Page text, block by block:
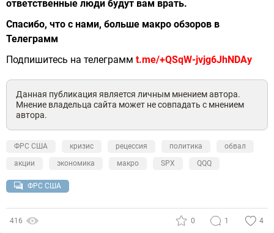
ответственные люди будут вам врать.
Спасибо, что с нами, больше макро обзоров в
Телеграмм
Подпишитесь на телеграмм t.me/+QSqW-jvjg6JhNDAy
Данная публикация является личным мнением автора.
Мнение владельца сайта может не совпадать с мнением
автора.
ФРС США кризис рецессия политика
обвал
акции
экономика макро SPX QQQ
ФРС США
416 0 1 4